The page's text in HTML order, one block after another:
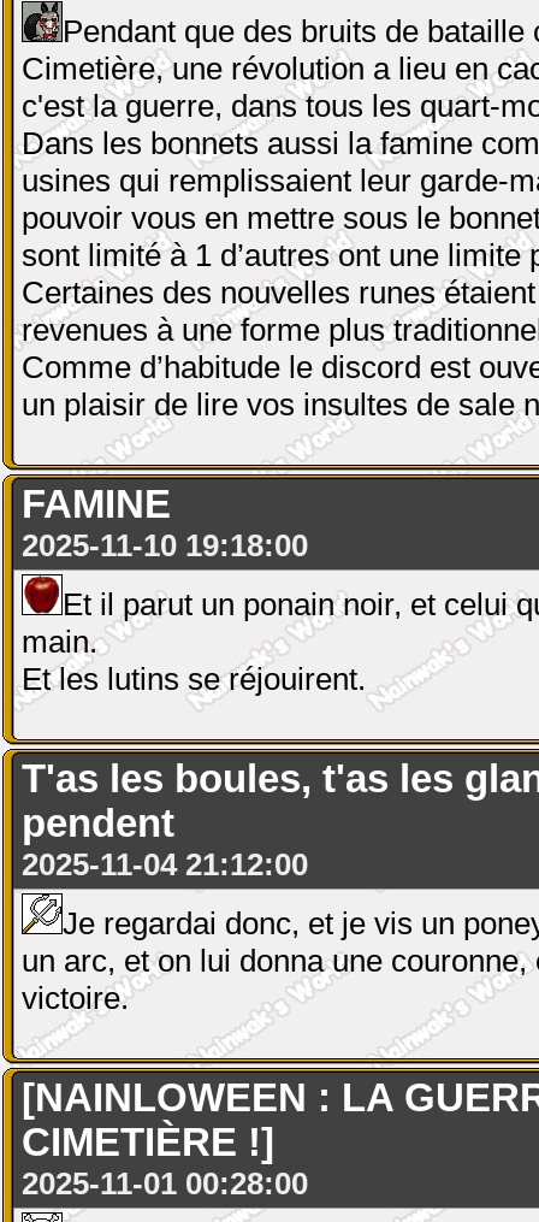
Pendant que des bruits de
Cimetière, une révolution a lieu en
c'est la guerre, dans tous les quart-
Dans les bonnets aussi la famine
usines qui remplissaient leur garde-
pouvoir vous en mettre sous le
sont limité à 1 d’autres ont une limite
Certaines des nouvelles runes
revenues à une forme plus
Comme d’habitude le discord est
un plaisir de lire vos insultes de sale
FAMINE
2025-11-10 19:18:00
Et il parut un ponain noir, et celui
main.
Et les lutins se réjouirent.
T'as les boules, t'as les
pendent
2025-11-04 21:12:00
Je regardai donc, et je vis un
un arc, et on lui donna une
victoire.
[NAINLOWEEN : LA
CIMETIÈRE !]
2025-11-01 00:28:00